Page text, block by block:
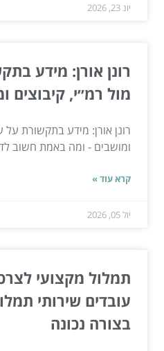
יונ 23, 2026
רונן אורן: מידע
מול רמ״י, קיבוצים
רונן אורן: מידע בתקשורת על
ומושבים - ומה באמת חשוב
קרא עוד »
יול 05, 2026
תמלול מקצועי
עובדים שירותי
בצורה נכונה